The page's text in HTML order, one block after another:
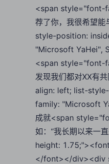
<span style="font-
荐了你，我很希望
style-position:
"Microsoft YaHei",
<span style="font-
发现我们都对XX有
align: left; list-
family: "Microsoft
成就<span
如：“我长期以来一
height:
</font></div><div